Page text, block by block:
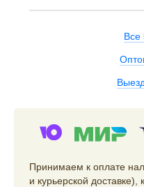
Все
Принимаем к оплате
и курьерской доставке),